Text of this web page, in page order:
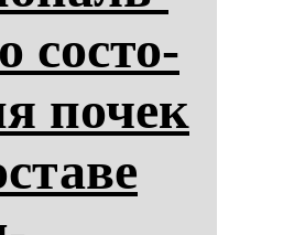
сос­то­
по­чек